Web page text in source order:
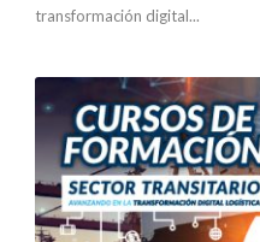
transformación digital...